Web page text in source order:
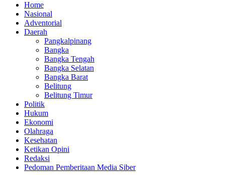
Home
Nasional
Adventorial
Daerah
Pangkalpinang
Bangka
Bangka Tengah
Bangka Selatan
Bangka Barat
Belitung
Belitung Timur
Politik
Hukum
Ekonomi
Olahraga
Kesehatan
Ketikan Opini
Redaksi
Pedoman Pemberitaan Media Siber